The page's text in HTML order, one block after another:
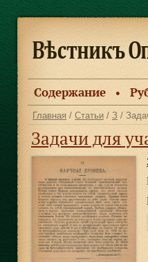
Содержание ●
Главная / Статьи / З /
Задачи для